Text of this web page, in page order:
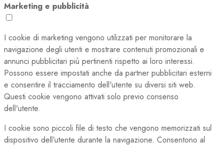
Marketing e pubblicità
I cookie di marketing vengono utilizzati per monitorare la
navigazione degli utenti e mostrare contenuti promozionali e
annunci pubblicitari più pertinenti rispetto ai loro interessi.
Possono essere impostati anche da partner pubblicitari esterni
e consentire il tracciamento dell'utente su diversi siti web.
Questi cookie vengono attivati solo previo consenso
dell'utente.
I cookie sono piccoli file di testo che vengono memorizzati sul
dispositivo dell’utente durante la navigazione. Consentono al